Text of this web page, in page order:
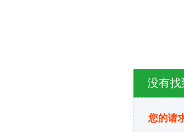
没有找
您的请